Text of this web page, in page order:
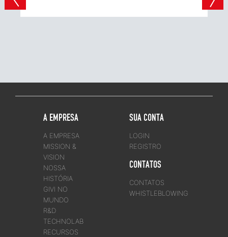
A EMPRESA
A EMPRESA
MISSION &
VISION
NOSSA
HISTÓRIA
GIVI NO
MUNDO
R&D
TECHNOLAB
RECURSOS
SUA CONTA
LOGIN
REGISTRO
CONTATOS
CONTATOS
WHISTLEBLOWING